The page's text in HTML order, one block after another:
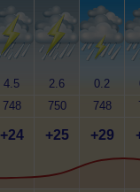
4.5
748
+24
2.6
750
+25
0.2
748
+29